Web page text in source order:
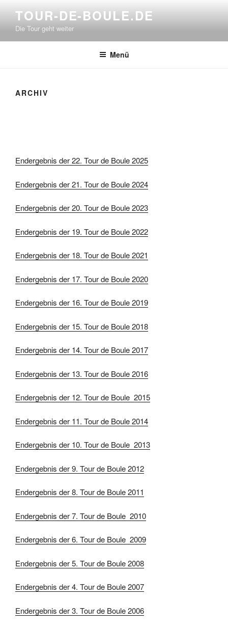
springen
TOUR-DE-BOULE.DE
Die Tour geht weiter
Menü
ARCHIV
Endergebnis der 22. Tour de Boule 2025
Endergebnis der 21. Tour de Boule 2024
Endergebnis der 20. Tour de Boule 2023
Endergebnis der 19. Tour de Boule 2022
Endergebnis der 18. Tour de Boule 2021
Endergebnis der 17. Tour de Boule 2020
Endergebnis der 16. Tour de Boule 2019
Endergebnis der 15. Tour de Boule 2018
Endergebnis der 14. Tour de Boule 2017
Endergebnis der 13. Tour de Boule 2016
Endergebnis der 12. Tour de Boule 2015
Endergebnis der 11. Tour de Boule 2014
Endergebnis der 10. Tour de Boule 2013
Endergebnis der 9. Tour de Boule 2012
Endergebnis der 8. Tour de Boule 2011
Endergebnis der 7. Tour de Boule 2010
Endergebnis der 6. Tour de Boule 2009
Endergebnis der 5. Tour de Boule 2008
Endergebnis der 4. Tour de Boule 2007
Endergebnis der 3. Tour de Boule 2006